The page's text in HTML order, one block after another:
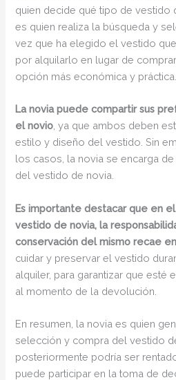
quien decide qué tipo de vestido
es quien realiza la búsqueda y
vez que ha elegido el vestido
por alquilarlo en lugar de
opción más económica y práctica.
La novia puede compartir sus
el novio , ya que ambos deben
estilo y diseño del vestido. Sin
los casos, la novia se encarga
del vestido de novia.
Es importante destacar que en
vestido de novia, la
conservación del mismo recae
cuidar y preservar el vestido
alquiler, para garantizar que esté
al momento de la devolución.
En resumen, la novia es quien
selección y compra del vestido
posteriormente podría ser
puede participar en la toma de